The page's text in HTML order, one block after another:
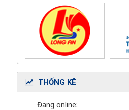
THỐNG KÊ
Đang online: